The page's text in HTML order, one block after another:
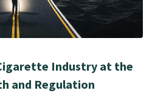
Industry at the
and Regulation